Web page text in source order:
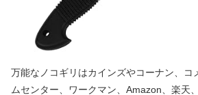
万能なノコギリはカインズやコーナン、コ
ムセンター、ワークマン、Amazon、楽天